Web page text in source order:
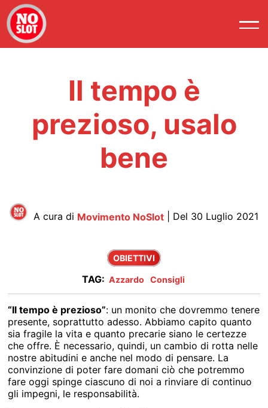
Il tempo è
prezioso, usalo
bene
A cura di Movimento NoSlot | Del 30 Luglio 2021
OBIETTIVI
TAG: Azzardo Consigli
“Il tempo è prezioso”: un monito che dovremmo tenere
presente, soprattutto adesso. Abbiamo capito quanto
sia fragile la vita e quanto precarie siano le certezze
che offre. È necessario, quindi, un cambio di rotta nelle
nostre abitudini e anche nel modo di pensare. La
convinzione di poter fare domani ciò che potremmo
fare oggi spinge ciascuno di noi a rinviare di continuo
gli impegni, le responsabilità.